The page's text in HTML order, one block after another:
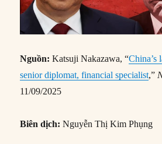
Nguồn:Katsuji Nakazawa, “China’s
senior diplomat, financial specialist,”
11/09/2025
Biên dịch:Nguyễn Thị Kim Phụng